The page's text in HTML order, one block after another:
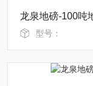
龙泉地磅-100吨
型号：